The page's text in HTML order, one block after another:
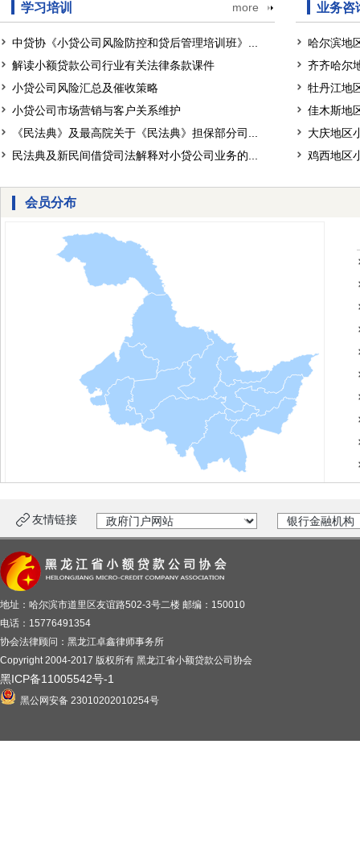
学习培训 more
中贷协《小贷公司风险防控和贷后管理培训班》...
解读小额贷款公司行业有关法律条款课件
小贷公司风险汇总及催收策略
小贷公司市场营销与客户关系维护
《民法典》及最高院关于《民法典》担保部分司...
民法典及新民间借贷司法解释对小贷公司业务的...
业务咨
哈尔滨地
齐齐哈尔
牡丹江地
佳木斯地
大庆地区
鸡西地区
会员分布
友情链接
地址：哈尔滨市道里区友谊路502-3号二楼 邮编：150010
电话：15776491354
协会法律顾问：黑龙江卓鑫律师事务所
Copyright 2004-2017 版权所有 黑龙江省小额贷款公司协会
黑ICP备11005542号-1
黑公网安备 23010202010254号